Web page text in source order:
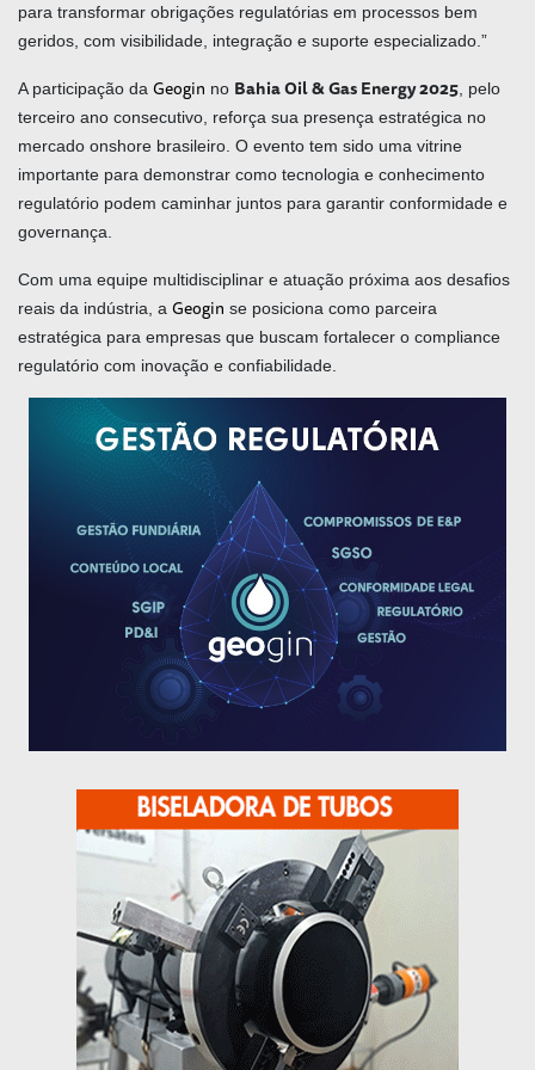
para transformar obrigações regulatórias em processos bem
geridos, com visibilidade, integração e suporte especializado.”
A participação da Geogin no Bahia Oil & Gas Energy 2025 , pelo
terceiro ano consecutivo, reforça sua presença estratégica no
mercado onshore brasileiro. O evento tem sido uma vitrine
importante para demonstrar como tecnologia e conhecimento
regulatório podem caminhar juntos para garantir conformidade e
governança.
Com uma equipe multidisciplinar e atuação próxima aos desafios
reais da indústria, a Geogin se posiciona como parceira
estratégica para empresas que buscam fortalecer o compliance
regulatório com inovação e confiabilidade.